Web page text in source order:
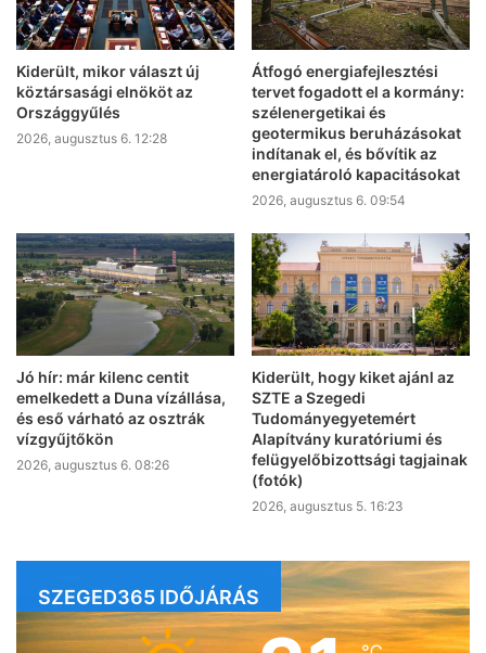
Kiderült, mikor választ új
köztársasági elnököt az
Országgyűlés
2026, augusztus 6. 12:28
Átfogó energiafejlesztési
tervet fogadott el a kormány:
szélenergetikai és
geotermikus beruházásokat
indítanak el, és bővítik az
energiatároló kapacitásokat
2026, augusztus 6. 09:54
Jó hír: már kilenc centit
emelkedett a Duna vízállása,
és eső várható az osztrák
vízgyűjtőkön
2026, augusztus 6. 08:26
Kiderült, hogy kiket ajánl az
SZTE a Szegedi
Tudományegyetemért
Alapítvány kuratóriumi és
felügyelőbizottsági tagjainak
(fotók)
2026, augusztus 5. 16:23
SZEGED365 IDŐJÁRÁS